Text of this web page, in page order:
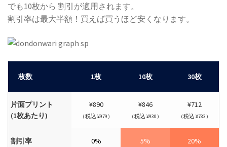
でも10枚から 割引が適用されます。
割引率は最大半額！買えば買うほど安くなります。
枚数 1枚 10枚 30枚
片面プリント
(1枚あたり)
¥890
（税込 ¥979）
¥846
（税込 ¥930）
¥712
（税込 ¥783）
割引率
0% 5% 20%